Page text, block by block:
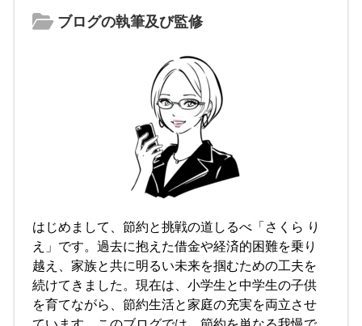
ブログの執筆及び監修
はじめまして、節約と挑戦の道しるべ「さくら り
え」です。過去に抱えた借金や経済的困難を乗り
越え、家族と共に明るい未来を掴むための工夫を
続けてきました。現在は、小学生と中学生の子供
を育てながら、節約生活と家庭の充実を両立させ